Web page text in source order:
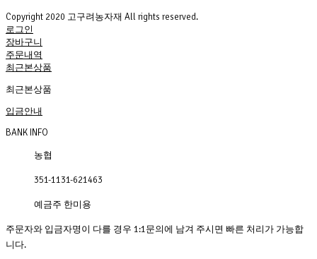
Copyright 2020 고구려농자재 All rights reserved.
로그인
장바구니
주문내역
최근본상품
최근본상품
입금안내
BANK INFO
농협
351-1131-621463
예금주 한미용
주문자와 입금자명이 다를 경우 1:1문의에 남겨 주시면 빠른 처리가 가능합
니다.